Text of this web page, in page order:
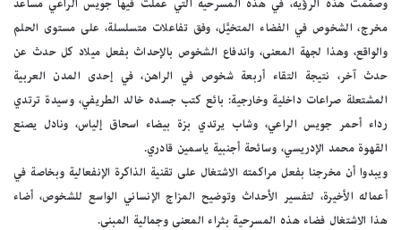
وصَمّمت هذه الرؤية، في هذه المسرحية التي عملت فيها جويس الراعي مساعد
مخرج، الشخوص في الفضاء المتخيَّل، وفق تفاعلات متسلسلة، على مستوى الحلم
والواقع، وهذا لجهة المعنى، واندفاع الشخوص بالإحداث بفعل ميلاد كل حدث عن
حدث آخر، نتيجة التقاء أربعة شخوص في الراهن، في إحدى المدن العربية
المشتعلة صراعات داخلية وخارجية: بائع كتب جسده خالد الطريفي، وسيدة ترتدي
رداء أحمر جويس الراعي، وشاب يرتدي بزة بيضاء اسحاق إلياس، ونادل يصنع
القهوة محمد الإدريسي، وسائحة أجنبية ياسمين قادري.
ويبدوا أن مخرجنا بفعل مراكمته الاشتغال على تقنية الذاكرة الإنفعالية وبخاصة في
أعماله الأخيرة، لتفسير الأحداث وتوضيح المزاج الإنساني الواسع للشخوص، أضاء
هذا الاشتغال فضاء هذه المسرحية بثراء المعنى وجمالية المبنى.